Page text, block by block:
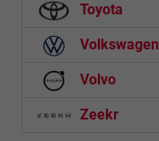
Toyota
Volkswagen
Volvo
Zeekr